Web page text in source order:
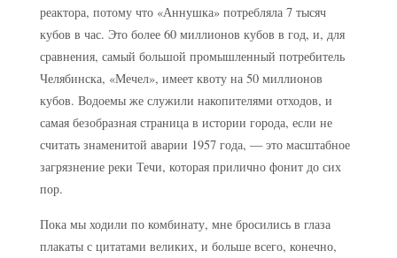
реактора, потому что «Аннушка» потребляла 7 тысяч
кубов в час. Это более 60 миллионов кубов в год, и, для
сравнения, самый большой промышленный потребитель
Челябинска, «Мечел», имеет квоту на 50 миллионов
кубов. Водоемы же служили накопителями отходов, и
самая безобразная страница в истории города, если не
считать знаменитой аварии 1957 года, — это масштабное
загрязнение реки Течи, которая прилично фонит до сих
пор.
Пока мы ходили по комбинату, мне бросились в глаза
плакаты с цитатами великих, и больше всего, конечно,